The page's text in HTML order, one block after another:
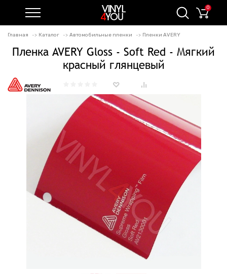
0
Главная Каталог Автомобильные пленки Пленки AVERY
Пленка AVERY Gloss - Soft Red - Мягкий
красный глянцевый